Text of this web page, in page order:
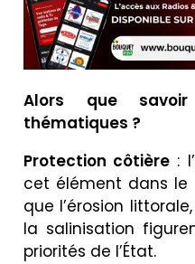
Alors que
thématiques ?
Protection côtière :
cet élément dans le
que l’érosion
la salinisation
priorités de l’État.